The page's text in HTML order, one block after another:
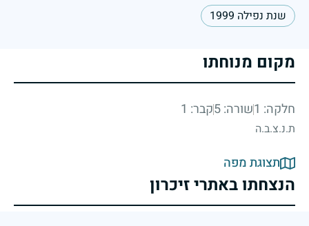
שנת נפילה 1999
מקום מנוחתו
חלקה: 1 שורה: 5 קבר: 1
ת.נ.צ.ב.ה
תצוגת מפה
הנצחתו באתרי זיכרון